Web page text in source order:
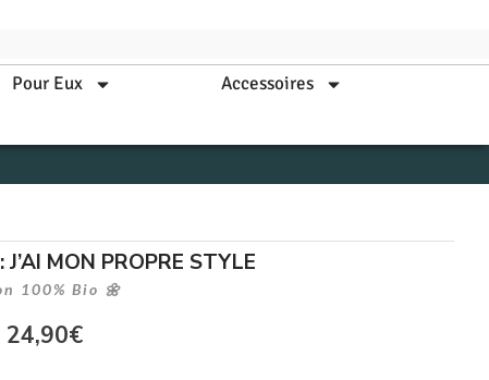
Pour Eux
Accessoires
MON PROPRE STYLE
100% Bio 🌼
24,90€